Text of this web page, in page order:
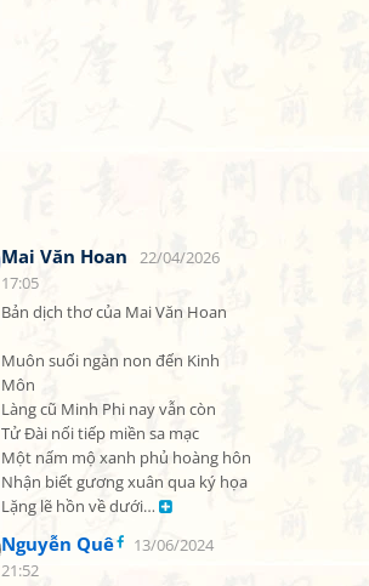
Mai Văn Hoan
22/04/2026
17:05
Bản dịch thơ của Mai Văn Hoan
Muôn suối ngàn non đến Kinh
Môn
Làng cũ Minh Phi nay vẫn còn
Tử Đài nối tiếp miền sa mạc
Một nấm mộ xanh phủ hoàng hôn
Nhận biết gương xuân qua ký họa
Lặng lẽ hồn về dưới…
Nguyễn Quê
13/06/2024
21:52